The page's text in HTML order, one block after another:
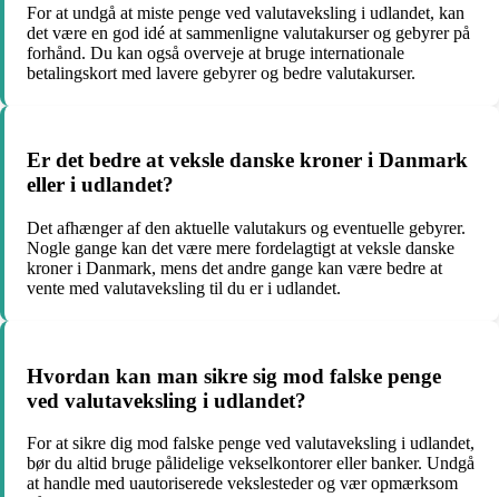
For at undgå at miste penge ved valutaveksling i udlandet, kan
det være en god idé at sammenligne valutakurser og gebyrer på
forhånd. Du kan også overveje at bruge internationale
betalingskort med lavere gebyrer og bedre valutakurser.
Er det bedre at veksle danske kroner i Danmark
eller i udlandet?
Det afhænger af den aktuelle valutakurs og eventuelle gebyrer.
Nogle gange kan det være mere fordelagtigt at veksle danske
kroner i Danmark, mens det andre gange kan være bedre at
vente med valutaveksling til du er i udlandet.
Hvordan kan man sikre sig mod falske penge
ved valutaveksling i udlandet?
For at sikre dig mod falske penge ved valutaveksling i udlandet,
bør du altid bruge pålidelige vekselkontorer eller banker. Undgå
at handle med uautoriserede vekslesteder og vær opmærksom